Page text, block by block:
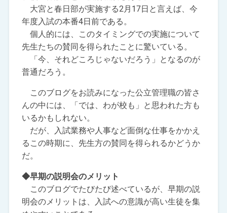
大宮と春日部が実施する2月17日と言えば、今
年度入試の本番4日前である。
個人的には、このタイミングでの実施について
先生たちの賛同を得られたことに驚いている。
「今、それどころじゃないだろう」となるのが
普通だろう。
このブログをお読みになった公立管理職の皆さ
んの中には、「では、わが校も」と思われた方も
いるかもしれない。
だが、入試業務や人事など面倒な仕事をかかえ
るこの時期に、先生方の賛同を得られるかどうか
だ。
◆早期の説明会のメリット
このブログでたびたび述べているが、早期の説
明会のメリットは、入試への意識が高い生徒を集